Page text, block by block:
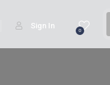
0
Sign In